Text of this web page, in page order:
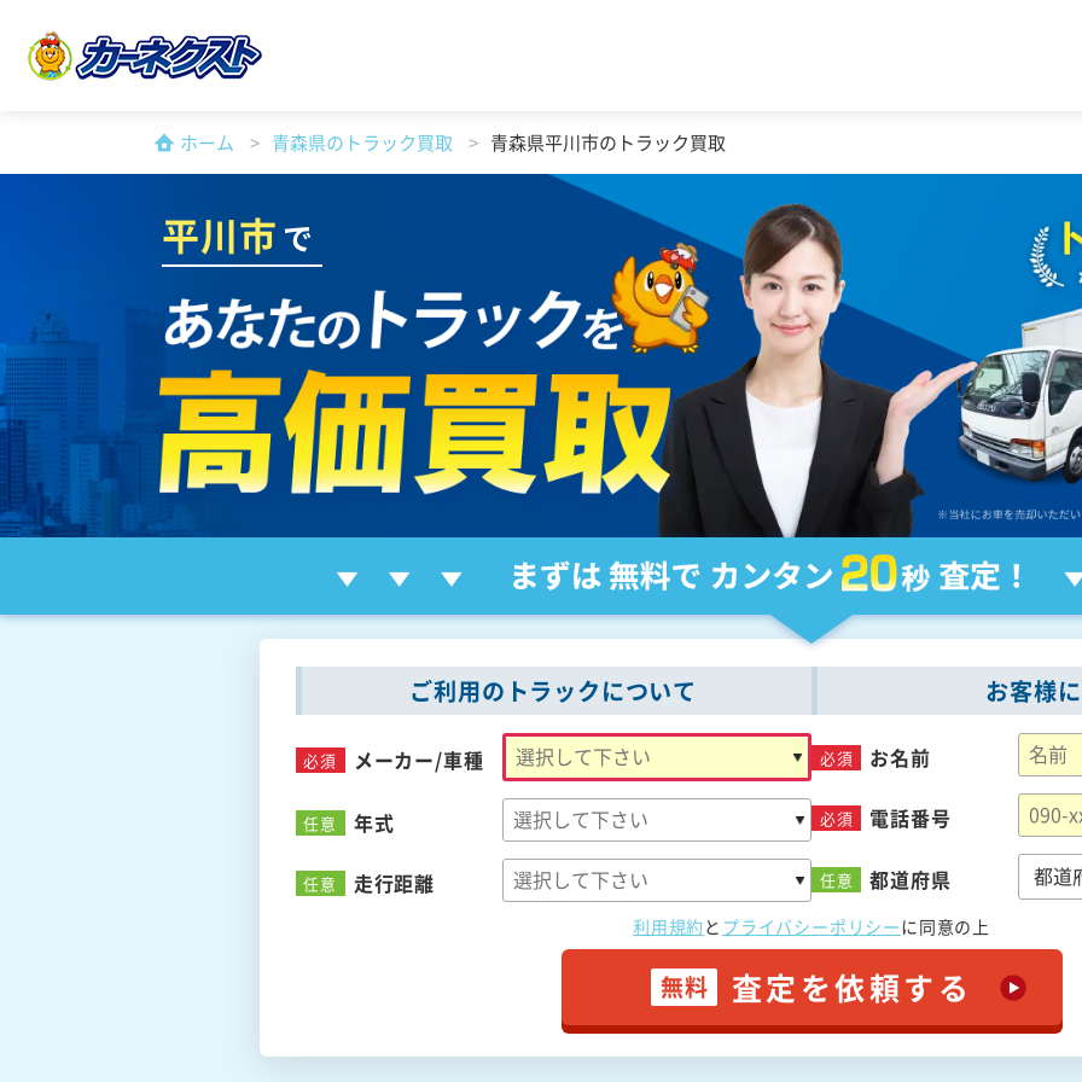
ホーム 青森県のトラック買取 青森県平川市のトラック買取
平川市で
ご利用のトラックについて
必須 メーカー/車種
任意 年式
任意 走行距離
お客様
必須 お名前
必須 電話番号
任意 都道府県
利用規約 と プライバシーポリシーに同意の上
無料 査定を依頼する